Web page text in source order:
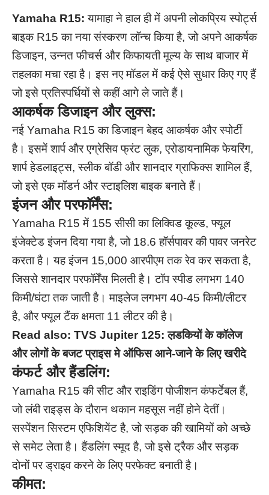
Yamaha R15:यामाहा ने हाल ही में अपनी लोकप्रिय स्पोर्ट्स
बाइक R15 का नया संस्करण लॉन्च किया है, जो अपने आकर्षक
डिजाइन, उन्नत फीचर्स और किफायती मूल्य के साथ बाजार में
तहलका मचा रहा है। इस नए मॉडल में कई ऐसे सुधार किए गए हैं
जो इसे प्रतिस्पर्धियों से कहीं आगे ले जाते हैं।
आकर्षक डिजाइन और लुक्स:
नई Yamaha R15 का डिजाइन बेहद आकर्षक और स्पोर्टी
है। इसमें शार्प और एग्रेसिव फ्रंट लुक, एरोडायनामिक फेयरिंग,
शार्प हेडलाइट्स, स्लीक बॉडी और शानदार ग्राफिक्स शामिल हैं,
जो इसे एक मॉडर्न और स्टाइलिश बाइक बनाते हैं।
इंजन और परफॉर्मेंस:
Yamaha R15 में 155 सीसी का लिक्विड कूल्ड, फ्यूल
इंजेक्टेड इंजन दिया गया है, जो 18.6 हॉर्सपावर की पावर जनरेट
करता है। यह इंजन 15,000 आरपीएम तक रेव कर सकता है,
जिससे शानदार परफॉर्मेंस मिलती है। टॉप स्पीड लगभग 140
किमी/घंटा तक जाती है। माइलेज लगभग 40-45 किमी/लीटर
है, और फ्यूल टैंक क्षमता 11 लीटर की है।
Read also: TVS Jupiter 125: ल़डकियों के कॉलेज
और लोगों के बजट प्राइस मे ऑफिस आने-जाने के लिए खरीदे
कंफर्ट और हैंडलिंग:
Yamaha R15 की सीट और राइडिंग पोजीशन कंफर्टेबल हैं,
जो लंबी राइड्स के दौरान थकान महसूस नहीं होने देतीं।
सस्पेंशन सिस्टम एफिशियेंट है, जो सड़क की खामियों को अच्छे
से समेट लेता है। हैंडलिंग स्मूद है, जो इसे ट्रैक और सड़क
दोनों पर ड्राइव करने के लिए परफेक्ट बनाती है।
कीमत: